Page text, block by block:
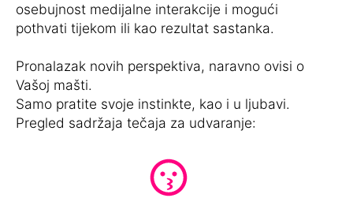
osebujnost medijalne interakcije i mogući
pothvati tijekom ili kao rezultat sastanka.
Pronalazak novih perspektiva, naravno ovisi o
Vašoj mašti.
Samo pratite svoje instinkte, kao i u ljubavi.
Pregled sadržaja tečaja za udvaranje: